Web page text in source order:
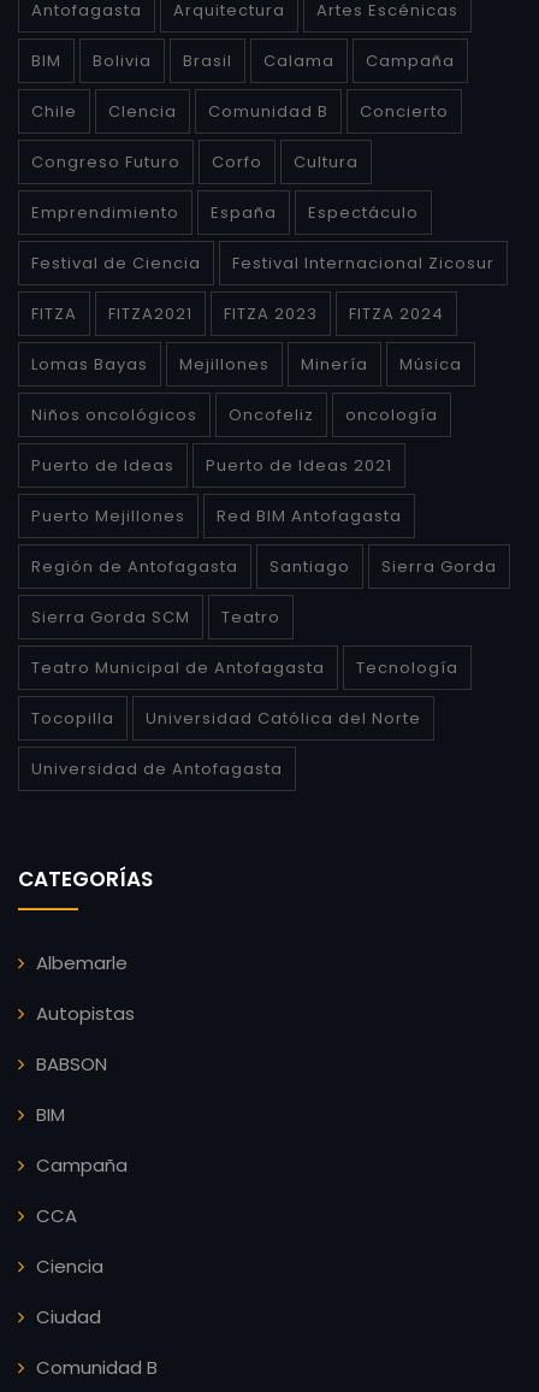
Antofagasta Arquitectura Artes Escénicas
BIM Bolivia Brasil Calama Campaña
Chile CIencia Comunidad B Concierto
Congreso Futuro Corfo Cultura
Emprendimiento España Espectáculo
Festival de Ciencia Festival Internacional Zicosur
FITZA FITZA2021 FITZA 2023 FITZA 2024
Lomas Bayas Mejillones Minería Música
Niños oncológicos Oncofeliz oncología
Puerto de Ideas Puerto de Ideas 2021
Puerto Mejillones Red BIM Antofagasta
Región de Antofagasta Santiago Sierra Gorda
Sierra Gorda SCM Teatro
Teatro Municipal de Antofagasta Tecnología
Tocopilla Universidad Católica del Norte
Universidad de Antofagasta
CATEGORÍAS
Albemarle
Autopistas
BABSON
BIM
Campaña
CCA
Ciencia
Ciudad
Comunidad B